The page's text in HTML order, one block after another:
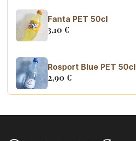
Fanta PET 50cl
3,10 €
Rosport Blue PET 50cl
2,90 €